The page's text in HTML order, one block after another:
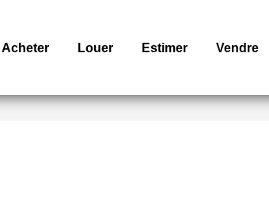
Acheter Louer Estimer Vendre